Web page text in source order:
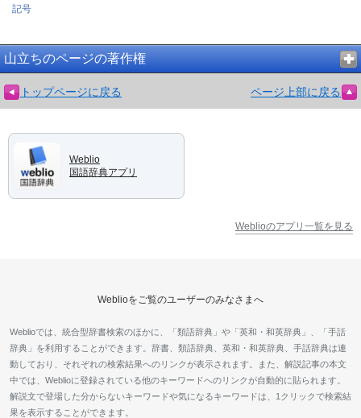
記号
山立ちのページの著作権
トップページに戻る ページ上部に戻る
Weblio
国語辞典アプリ
Weblioのアプリ一覧を見る
Weblioをご覧のユーザーのみなさまへ
Weblioでは、統合型辞書検索のほかに、「類語辞典」や「英和・和英辞典」、「手話
辞典」を利用することができます。辞書、類語辞典、英和・和英辞典、手話辞典は連
動しており、それぞれの検索結果へのリンクが表示されます。また、解説記事の本文
中では、Weblioに登録されている他のキーワードへのリンクが自動的に貼られます。
解説文で登場した分からないキーワードや気になるキーワードは、1クリックで検索結
果を表示することができます。